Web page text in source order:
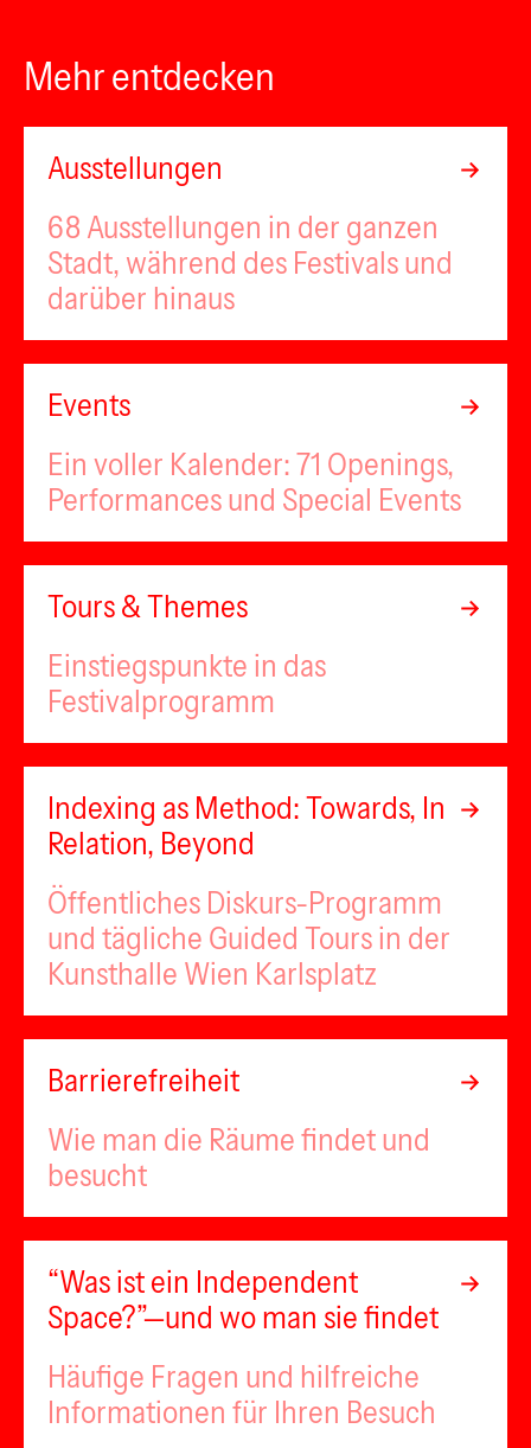
Mehr entdecken
Ausstellungen
68 Ausstellungen in der ganzen
Stadt, während des Festivals und
darüber hinaus
Events
Ein voller Kalender: 71 Openings,
Performances und Special Events
Tours & Themes
Einstiegspunkte in das
Festivalprogramm
Indexing as Method: Towards, In
Relation, Beyond
Öffentliches Diskurs-Programm
und tägliche Guided Tours in der
Kunsthalle Wien Karlsplatz
Barrierefreiheit
Wie man die Räume findet und
besucht
“Was ist ein Independent
Space?”—und wo man sie findet
Häufige Fragen und hilfreiche
Informationen für Ihren Besuch